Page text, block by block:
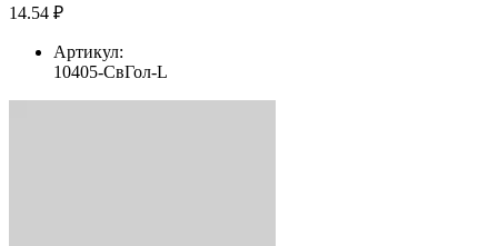
14.54 ₽
Артикул:
10405-СвГол-L